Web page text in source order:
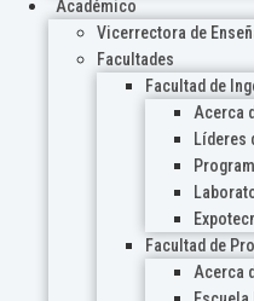
Académico
Vicerrectora de
Facultades
Facultad de
Acerca
Líderes
Facultad de
Acerca